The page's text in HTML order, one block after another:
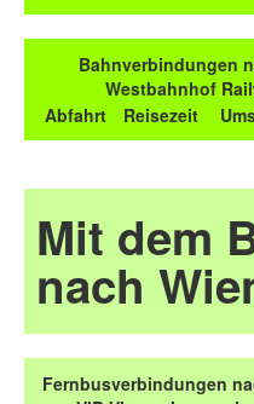
Bahnverbindungen
Westbahnhof
Abfahrt
Reisezeit
Mit dem
nach
Fernbusverbindungen